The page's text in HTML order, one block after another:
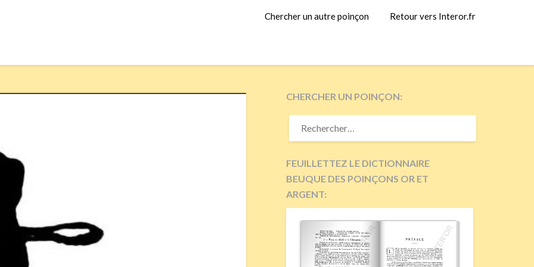
Chercher un autre poinçon Retour vers Interor.fr
CHERCHER UN POINÇON:
RECHERCHER :
FEUILLETTEZ LE DICTIONNAIRE
BEUQUE DES POINÇONS OR ET
ARGENT: